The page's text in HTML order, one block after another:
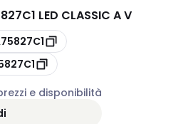
LED CLASSIC A V
e disponibilità